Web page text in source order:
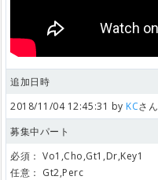
追加日時
2018/11/04 12:45:31 by KCさん
募集中パート
必須： Vo1,Cho,Gt1,Dr,Key1
任意： Gt2,Perc